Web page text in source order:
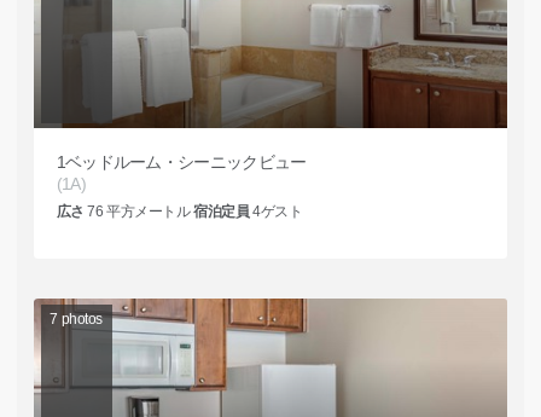
1ベッドルーム・シーニックビュー
(1A)
広さ 76 平方メートル宿泊定員 4ゲスト
7 photos